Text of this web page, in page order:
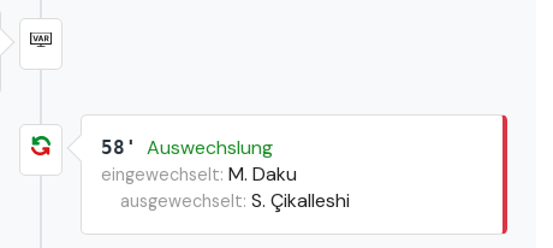
58' Auswechslung
eingewechselt: M. Daku
ausgewechselt: S. Çikalleshi